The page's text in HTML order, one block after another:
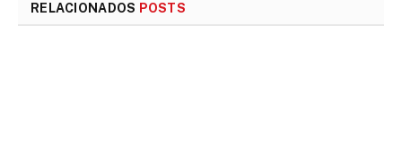
RELACIONADOS POSTS